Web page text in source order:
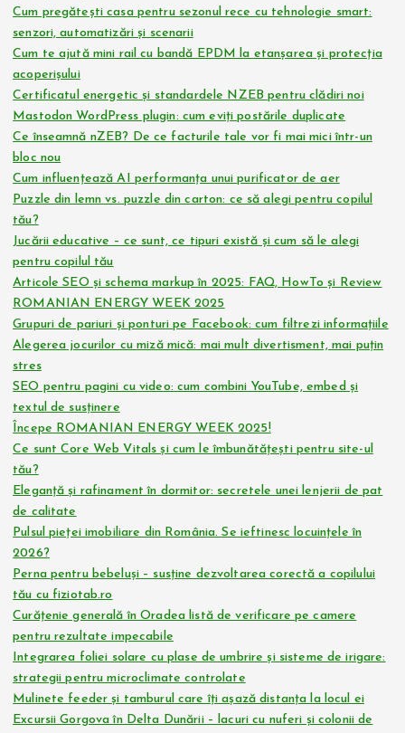
Cum pregătești casa pentru sezonul rece cu tehnologie smart:
senzori, automatizări și scenarii
Cum te ajută mini rail cu bandă EPDM la etanșarea și protecția
acoperișului
Certificatul energetic și standardele NZEB pentru clădiri noi
Mastodon WordPress plugin: cum eviți postările duplicate
Ce înseamnă nZEB? De ce facturile tale vor fi mai mici într-un
bloc nou
Cum influențează AI performanța unui purificator de aer
Puzzle din lemn vs. puzzle din carton: ce să alegi pentru copilul
tău?
Jucării educative – ce sunt, ce tipuri există și cum să le alegi
pentru copilul tău
Articole SEO și schema markup în 2025: FAQ, HowTo și Review
ROMANIAN ENERGY WEEK 2025
Grupuri de pariuri și ponturi pe Facebook: cum filtrezi informațiile
Alegerea jocurilor cu miză mică: mai mult divertisment, mai puțin
stres
SEO pentru pagini cu video: cum combini YouTube, embed și
textul de susținere
Începe ROMANIAN ENERGY WEEK 2025!
Ce sunt Core Web Vitals și cum le îmbunătățești pentru site-ul
tău?
Eleganță și rafinament în dormitor: secretele unei lenjerii de pat
de calitate
Pulsul pieței imobiliare din România. Se ieftinesc locuințele în
2026?
Perna pentru bebeluși – susține dezvoltarea corectă a copilului
tău cu fiziotab.ro
Curățenie generală în Oradea listă de verificare pe camere
pentru rezultate impecabile
Integrarea foliei solare cu plase de umbrire și sisteme de irigare:
strategii pentru microclimate controlate
Mulinete feeder și tamburul care îți așază distanța la locul ei
Excursii Gorgova în Delta Dunării – lacuri cu nuferi și colonii de